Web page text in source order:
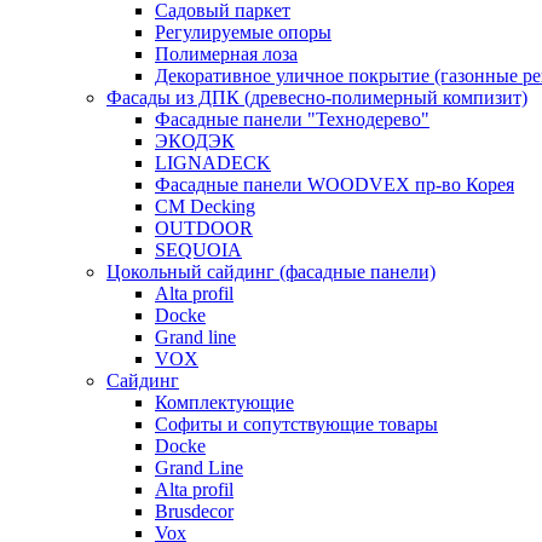
Садовый паркет
Регулируемые опоры
Полимерная лоза
Декоративное уличное покрытие (газонные
Фасады из ДПК (древесно-полимерный компизит)
Фасадные панели "Технодерево"
ЭКОДЭК
LIGNADECK
Фасадные панели WOODVEX пр-во Корея
CM Decking
OUTDOOR
SEQUOIA
Цокольный сайдинг (фасадные панели)
Alta profil
Docke
Grand line
VOX
Сайдинг
Комплектующие
Софиты и сопутствующие товары
Docke
Grand Line
Alta profil
Brusdecor
Vox